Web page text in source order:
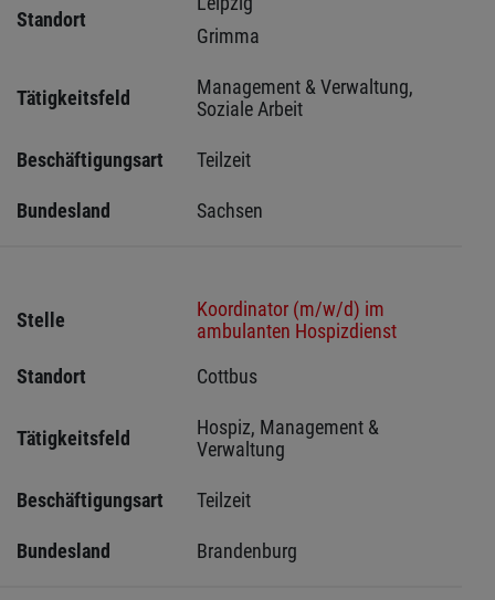
Standort
Grimma
Tätigkeitsfeld
Management & Verwaltung,
Soziale Arbeit
Beschäftigungsart Teilzeit
Bundesland Sachsen
Stelle
Koordinator (m/w/d) im
ambulanten Hospizdienst
Standort
Cottbus
Tätigkeitsfeld
Hospiz, Management &
Verwaltung
Beschäftigungsart Teilzeit
Bundesland Brandenburg